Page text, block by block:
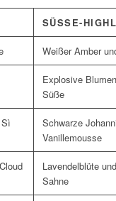
SÜSSE-
Weißer Amber
Explosive
Süße
Schwarze
Vanillemousse
Lavendelblüte
Sahne